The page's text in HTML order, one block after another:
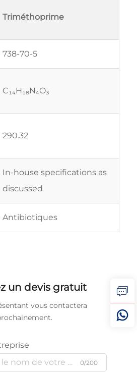
Triméthoprime
738-70-5
C₁₄H₁₈N₄O₃
290.32
In-house specifications as
discussed
Antibiotiques
un devis gratuit
vous contactera
0/200